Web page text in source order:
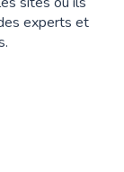
experts et